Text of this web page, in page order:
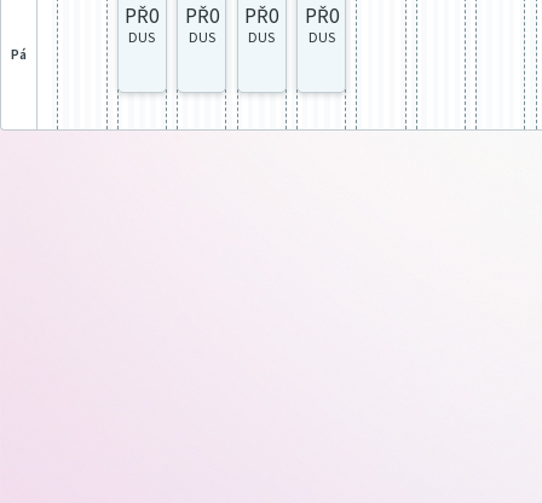
pá
PŘ0
DUS
PŘ0
DUS
PŘ0
DUS
PŘ0
DUS